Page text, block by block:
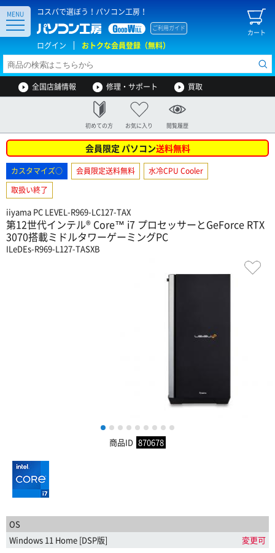
コスパで選ぼう！パソコン工房！
カート
ご利用ガイド
ログイン おトクな会員登録（無料）
MENU
全国店舗情報 修理・サポート 買取
初めての方 お気に入り 閲覧履歴
会員限定 パソコン送料無料
カスタマイズ○ 会員限定送料無料
水冷CPU Cooler
取扱い終了
iiyama PC LEVEL-R969-LC127-TAX
第12世代インテル® Core™ i7 プロセッサーとGeForce RTX
3070搭載ミドルタワーゲーミングPC
ILeDEs-R969-L127-TASXB
1 2 3 4 5 6 7 8
商品ID 870678
OS
Windows 11 Home [DSP版]
変更可